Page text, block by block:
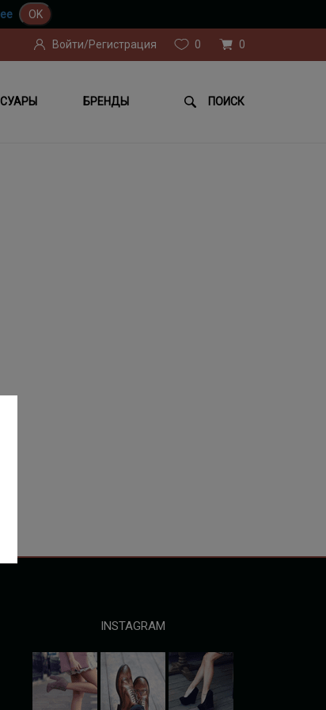
OK
Войти/Регистрация 0 0
БРЕНДЫ ПОИСК
INSTAGRAM